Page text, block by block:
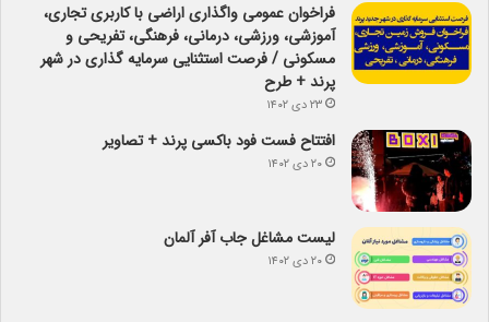
فراخوان عمومی واگذاری اراضی با کاربری تجاری،
آموزشی، ورزشی، درمانی، فرهنگی، تفریحی و
مسکونی / فرصت استثنایی سرمایه گذاری در شهر
پرند + طرح
۲۳ دی ۱۴۰۲
افتتاح فست فود باکسی پرند + تصاویر
۲۰ دی ۱۴۰۲
لیست مشاغل جاب آفر آلمان
۲۰ دی ۱۴۰۲